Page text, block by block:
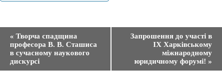
« Творча спадщина
професора В. В. Сташиса
в сучасному наукового
дискурсі
Запрошення до участі в
IX Харківському
міжнародному
юридичному форумі! »